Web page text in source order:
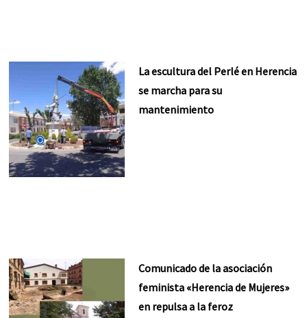
La escultura del Perlé en Herencia
se marcha para su
mantenimiento
Comunicado de la asociación
feminista «Herencia de Mujeres»
en repulsa a la feroz